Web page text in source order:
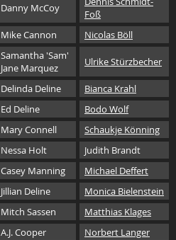
Danny McCoy
Foß
Mike Cannon Nicolas Böll
Samantha 'Sam'
Jane Marquez
Ulrike Stürzbecher
Delinda Deline
Bianca Krahl
Ed Deline
Bodo Wolf
Mary Connell
Schaukje Könning
Nessa Holt
Judith Brandt
Casey Manning
Michael Deffert
Jillian Deline
Monica Bielenstein
Mitch Sassen
Matthias Klages
A.J. Cooper Norbert Langer